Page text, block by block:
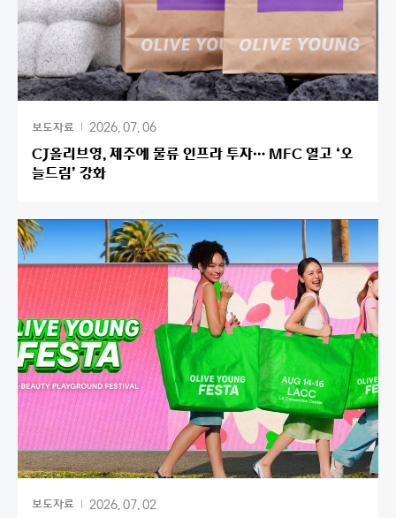
보도자료 2026. 07. 06
CJ올리브영, 제주에 물류 인프라 투자… MFC 열고 ‘오
늘드림’ 강화
보도자료 2026. 07. 02